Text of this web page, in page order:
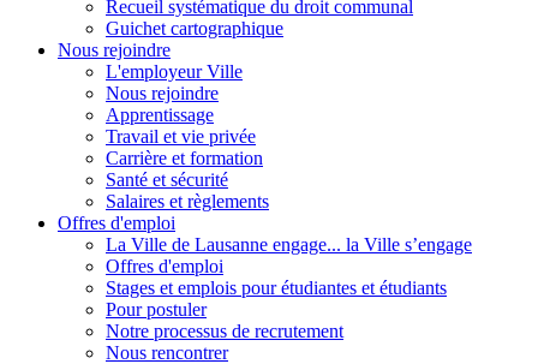
Recueil systématique du droit communal
Guichet cartographique
Nous rejoindre
L'employeur Ville
Nous rejoindre
Apprentissage
Travail et vie privée
Carrière et formation
Santé et sécurité
Salaires et règlements
Offres d'emploi
La Ville de Lausanne engage... la Ville s’engage
Offres d'emploi
Stages et emplois pour étudiantes et étudiants
Pour postuler
Notre processus de recrutement
Nous rencontrer